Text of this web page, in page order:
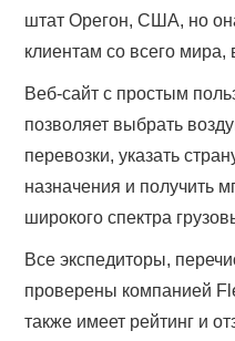
штат Орегон, США, но
клиентам со всего мира,
Веб-сайт с простым
позволяет выбрать
перевозки, указать
назначения и получить
широкого спектра
Все экспедиторы,
проверены компанией
также имеет рейтинг и